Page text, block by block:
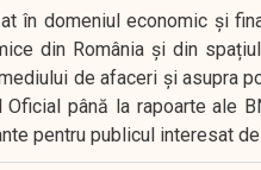
în domeniul economic și
din România și din
de afaceri și asupra
până la rapoarte ale
pentru publicul interesat